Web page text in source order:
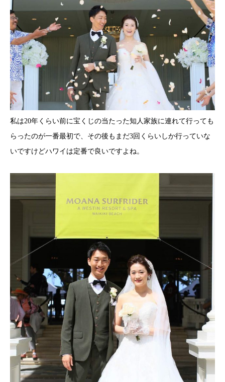
私は20年くらい前に宝くじの当たった知人家族に連れて行っても
らったのが一番最初で、その後もまだ3回くらいしか行っていな
いですけどハワイは定番で良いですよね。